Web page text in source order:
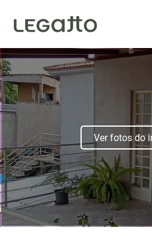
Ver fotos do